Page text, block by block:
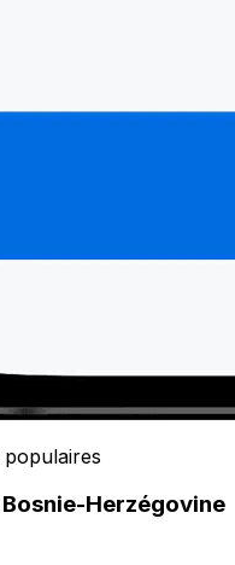
populaires
Herzégovine